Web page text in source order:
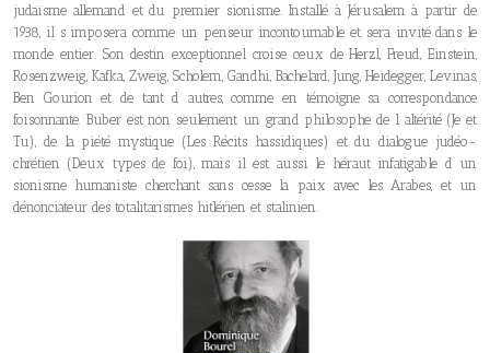
judaïsme allemand et du premier sionisme. Installé à Jérusalem à partir de
1938, il s imposera comme un penseur incontournable et sera invité dans le
monde entier. Son destin exceptionnel croise ceux de Herzl, Freud, Einstein,
Rosenzweig, Kafka, Zweig, Scholem, Gandhi, Bachelard, Jung, Heidegger, Levinas,
Ben Gourion et de tant d autres, comme en témoigne sa correspondance
foisonnante. Buber est non seulement un grand philosophe de l altérité (Je et
Tu), de la piété mystique (Les Récits hassidiques) et du dialogue judéo-
chrétien (Deux types de foi), mais il est aussi le héraut infatigable d un
sionisme humaniste cherchant sans cesse la paix avec les Arabes, et un
dénonciateur des totalitarismes hitlérien et stalinien.